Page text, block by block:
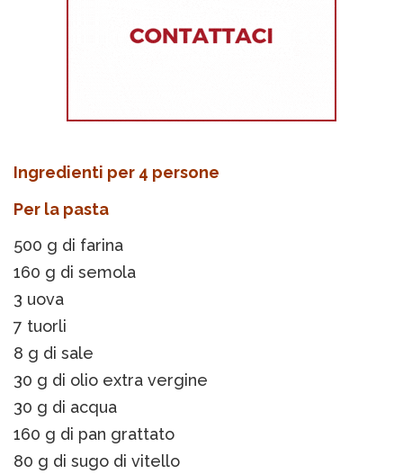
Ingredienti per 4 persone
Per la pasta
500 g di farina
160 g di semola
3 uova
7 tuorli
8 g di sale
30 g di olio extra vergine
30 g di acqua
160 g di pan grattato
80 g di sugo di vitello